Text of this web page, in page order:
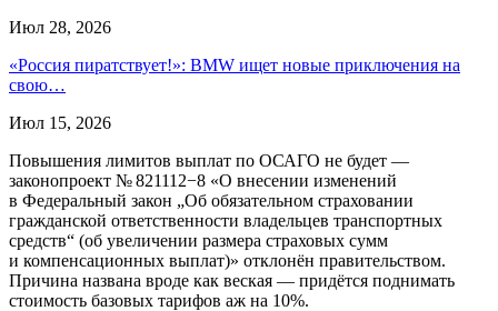
Июл 28, 2026
«Россия пиратствует!»: BMW ищет новые приключения на
свою…
Июл 15, 2026
Повышения лимитов выплат по ОСАГО не будет —
законопроект № 821112−8 «О внесении изменений
в Федеральный закон „Об обязательном страховании
гражданской ответственности владельцев транспортных
средств“ (об увеличении размера страховых сумм
и компенсационных выплат)» отклонён правительством.
Причина названа вроде как веская — придётся поднимать
стоимость базовых тарифов аж на 10%.